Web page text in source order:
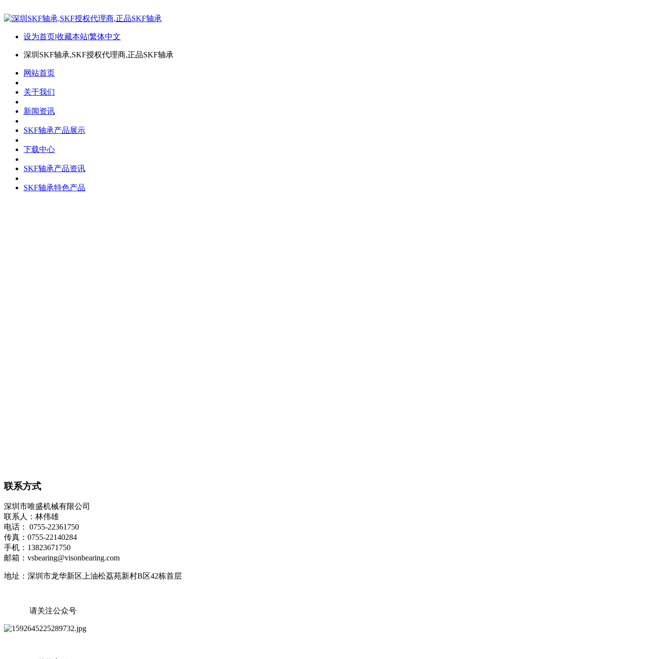
设为首页|收藏本站|繁体中文
深圳SKF轴承,SKF授权代理商,正品SKF轴承
网站首页
关于我们
新闻资讯
SKF轴承产品展示
下载中心
SKF轴承产品资讯
SKF轴承特色产品
联系方式
深圳市唯盛机械有限公司
联系人：林伟雄
电话： 0755-22361750
传真：0755-22140284
手机：13823671750
邮箱：vsbearing@visonbearing.com
地址：深圳市龙华新区上油松荔苑新村B区42栋首层
请关注公众号